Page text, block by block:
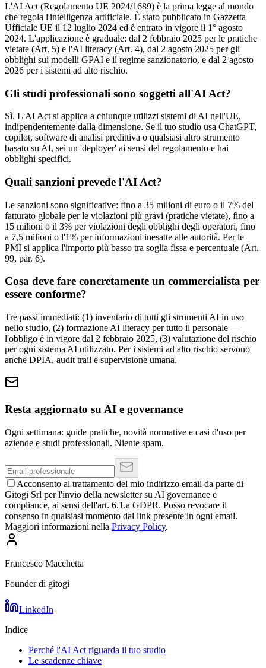
L'AI Act (Regolamento UE 2024/1689) è la prima legge al mondo
che regola l'intelligenza artificiale. È stato pubblicato in Gazzetta
Ufficiale UE il 12 luglio 2024 ed è entrato in vigore il 1° agosto
2024. L'applicazione è graduale: dal 2 febbraio 2025 per le pratiche
vietate (Art. 5) e l'AI literacy (Art. 4), dal 2 agosto 2025 per gli
obblighi sui modelli GPAI e il regime sanzionatorio, e dal 2 agosto
2026 per i sistemi ad alto rischio.
Gli studi professionali sono soggetti all'AI Act?
Sì. L'AI Act si applica a chiunque utilizzi sistemi di AI nell'UE,
indipendentemente dalla dimensione. Se il tuo studio usa ChatGPT,
copilot, software di analisi predittiva o qualsiasi altro strumento
basato su AI, sei un 'deployer' ai sensi del regolamento e hai
obblighi specifici.
Quali sanzioni prevede l'AI Act?
Le sanzioni sono significative: fino a 35 milioni di euro o il 7% del
fatturato globale per le violazioni più gravi (pratiche vietate), fino a
15 milioni o il 3% per violazioni degli obblighi degli operatori, fino
a 7,5 milioni o l'1% per informazioni inesatte alle autorità. Per le
PMI si applica l'importo più basso tra soglia fissa e percentuale (Art.
99, par. 6).
Cosa deve fare concretamente un commercialista per
essere conforme?
Tre passi immediati: (1) inventario di tutti gli strumenti AI in uso
nello studio, (2) formazione AI literacy per tutto il personale —
l'obbligo è in vigore dal 2 febbraio 2025, (3) valutazione del rischio
per ogni sistema AI utilizzato. Per i sistemi ad alto rischio servono
anche DPIA, audit trail e supervisione umana.
Resta aggiornato su AI e governance
Ogni settimana: guide pratiche, novità normative e casi d'uso per
aziende e studi professionali. Niente spam.
Acconsento al trattamento del mio indirizzo email da parte di
Gitogi Srl per l'invio della newsletter su AI governance e
compliance, ai sensi dell'art. 6.1.a GDPR. Posso revocare il
consenso in qualsiasi momento dal link presente in ogni email.
Maggiori informazioni nella Privacy Policy.
Francesco Macchetta
Founder di gitogi
LinkedIn
Indice
Perché l'AI Act riguarda il tuo studio
Le scadenze chiave